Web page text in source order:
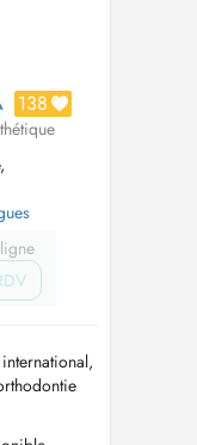
138
que la